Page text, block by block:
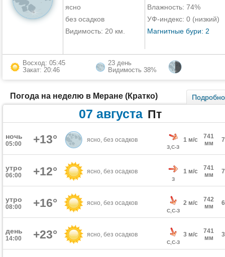
ясно
без осадков
Видимость: 20 км.
Влажность: 74%
УФ-индекс: 0 (низкий)
Магнитные бури: 2
Восход: 05:45
Закат: 20:46
23 день
Видимость 38%
Погода на неделю в Меране (Кратко) Подробно
07 августа Пт
ночь
05:00 +13° ясно, без осадков
З,С-З
1 м/с
741
мм
утро
06:00 +12° ясно, без осадков
З
1 м/с
741
мм
утро
08:00 +16° ясно, без осадков
С,С-З
2 м/с
742
мм
день
14:00 +23° ясно, без осадков
С,С-З
3 м/с
741
мм